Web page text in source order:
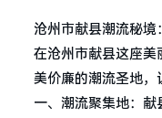
沧州市献县潮流秘境
在沧州市献县这座美
美价廉的潮流圣地，
一、潮流聚集地：献